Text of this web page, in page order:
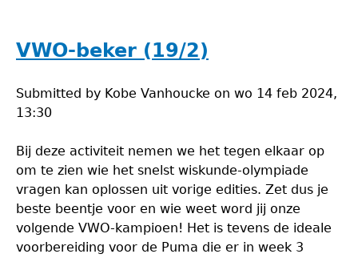
VWO-beker (19/2)
Submitted by Kobe Vanhoucke on wo 14 feb 2024,
13:30
Bij deze activiteit nemen we het tegen elkaar op
om te zien wie het snelst wiskunde-olympiade
vragen kan oplossen uit vorige edities. Zet dus je
beste beentje voor en wie weet word jij onze
volgende VWO-kampioen! Het is tevens de ideale
voorbereiding voor de Puma die er in week 3